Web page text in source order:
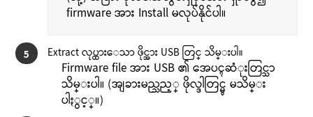
firmware အား Install မလုပ်နိုင်ပါ။
5 Extract လုပ္ထားေသာ ဖိုင္အား USB တြင္ သိမ္းပါ။
Firmware file အား USB ၏ အေပၚဆံုးတြင္သာ
သိမ္းပါ။ (အျခားမည္သည့္ ဖိုလ္ဒါတြင္မွ မသိမ္း
ပါႏွင့္။)